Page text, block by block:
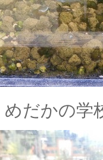
めだかの学